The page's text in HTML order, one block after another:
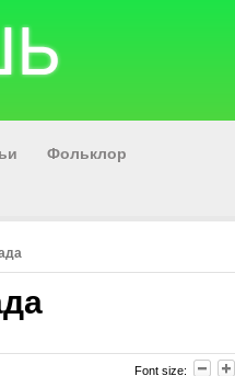
Фольклор
Font size: